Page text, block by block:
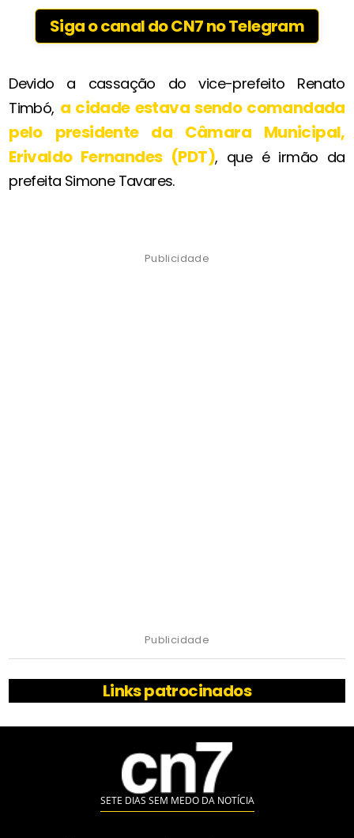
Siga o canal do CN7 no Telegram
Devido a cassação do vice-prefeito Renato
Timbó, a cidade estava sendo comandada
pelo presidente da Câmara Municipal,
Erivaldo Fernandes (PDT), que é irmão da
prefeita Simone Tavares.
Publicidade
Publicidade
Links patrocinados
SETE DIAS SEM MEDO DA NOTÍCIA